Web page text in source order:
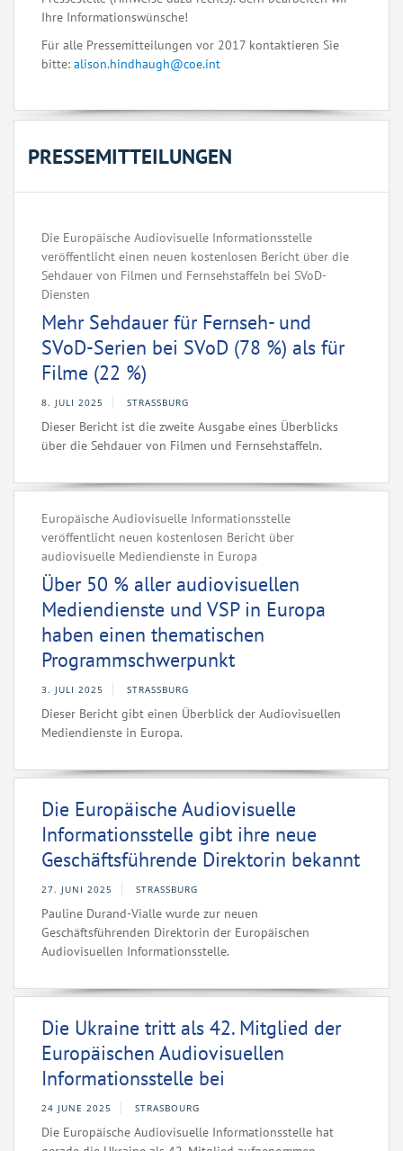
Ihre Informationswünsche!
Für alle Pressemitteilungen vor 2017 kontaktieren Sie
bitte: alison.hindhaugh@coe.int
PRESSEMITTEILUNGEN
Die Europäische Audiovisuelle Informationsstelle
veröffentlicht einen neuen kostenlosen Bericht über die
Sehdauer von Filmen und Fernsehstaffeln bei SVoD-
Diensten
Mehr Sehdauer für Fernseh- und
SVoD-Serien bei SVoD (78 %) als für
Filme (22 %)
8. JULI 2025 STRASSBURG
Dieser Bericht ist die zweite Ausgabe eines Überblicks
über die Sehdauer von Filmen und Fernsehstaffeln.
Europäische Audiovisuelle Informationsstelle
veröffentlicht neuen kostenlosen Bericht über
audiovisuelle Mediendienste in Europa
Über 50 % aller audiovisuellen
Mediendienste und VSP in Europa
haben einen thematischen
Programmschwerpunkt
3. JULI 2025 STRASSBURG
Dieser Bericht gibt einen Überblick der Audiovisuellen
Mediendienste in Europa.
Die Europäische Audiovisuelle
Informationsstelle gibt ihre neue
Geschäftsführende Direktorin bekannt
27. JUNI 2025 STRASSBURG
Pauline Durand-Vialle wurde zur neuen
Geschäftsführenden Direktorin der Europäischen
Audiovisuellen Informationsstelle.
Die Ukraine tritt als 42. Mitglied der
Europäischen Audiovisuellen
Informationsstelle bei
24 JUNE 2025 STRASBOURG
Die Europäische Audiovisuelle Informationsstelle hat